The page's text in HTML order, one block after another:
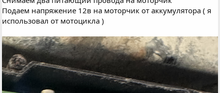
Подаем напряжение 12в на моторчик от аккумулятора ( я
использовал от мотоцикла )